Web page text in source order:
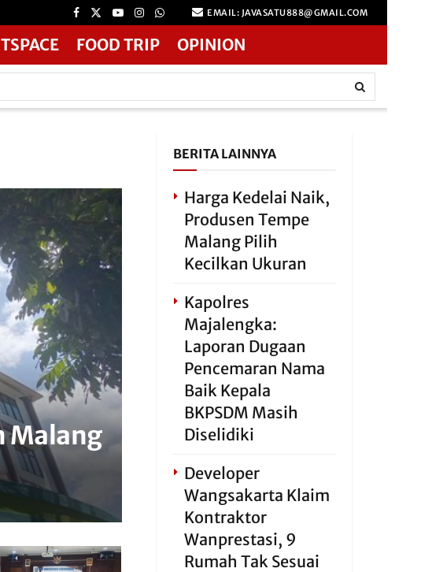
EMAIL: JAVASATU888@GMAIL.COM
FOOD TRIP OPINION
Malang
BERITA LAINNYA
Harga Kedelai Naik,
Produsen Tempe
Malang Pilih
Kecilkan Ukuran
Kapolres
Majalengka:
Laporan Dugaan
Pencemaran Nama
Baik Kepala
BKPSDM Masih
Diselidiki
Developer
Wangsakarta Klaim
Kontraktor
Wanprestasi, 9
Rumah Tak Sesuai